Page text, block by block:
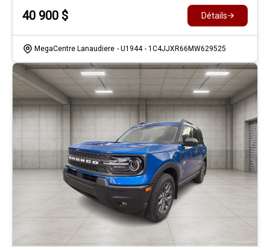
40 900 $ Détails
MegaCentre Lanaudiere - U1944 - 1C4JJXR66MW629525